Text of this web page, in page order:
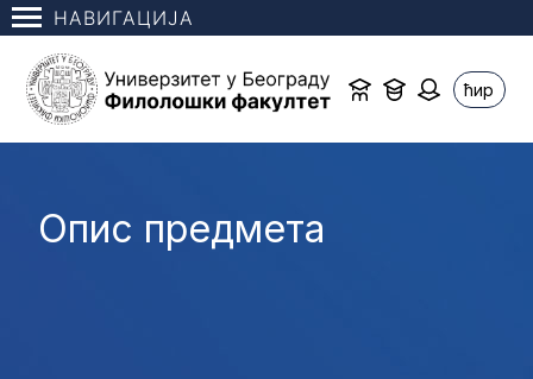
НАВИГАЦИЈА
ћир
Опис предмета